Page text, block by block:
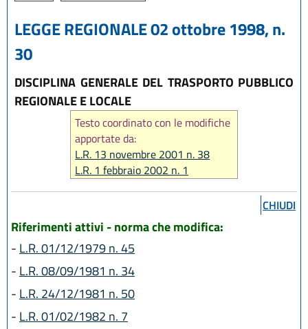
LEGGE REGIONALE 02 ottobre 1998, n.
30
DISCIPLINA GENERALE DEL TRASPORTO PUBBLICO
REGIONALE E LOCALE
Testo coordinato con le modifiche
apportate da:
L.R. 13 novembre 2001 n. 38
L.R. 1 febbraio 2002 n. 1
L.R. 28 luglio 2006 n. 13
L.R. 21 dicembre 2007 n. 29
L.R. 30 giugno 2008 n. 10
L.R. 19 dicembre 2008 n. 22
L.R. 23 dicembre 2010 n. 14
L.R. 13 dicembre 2011 n. 20
CHIUDI
Riferimenti attivi - norma che modifica:
- L.R. 01/12/1979 n. 45
- L.R. 08/09/1981 n. 34
- L.R. 24/12/1981 n. 50
- L.R. 01/02/1982 n. 7